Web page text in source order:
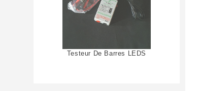
Testeur De Barres LEDS